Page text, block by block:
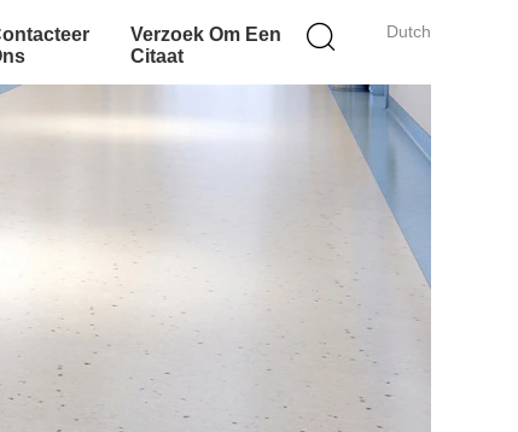
Dutch
Verzoek Om Een
Citaat